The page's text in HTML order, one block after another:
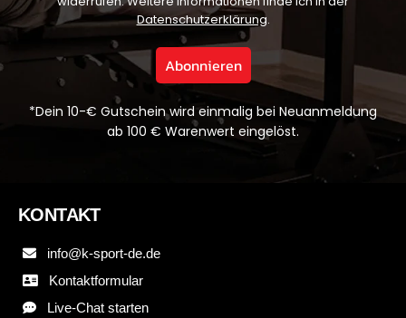
Datenschutzerklärung.
Abonnieren
*Dein 10-€ Gutschein wird einmalig bei Neuanmeldung
ab 100 € Warenwert eingelöst.
KONTAKT
info@k-sport-de.de
Kontaktformular
Live-Chat starten